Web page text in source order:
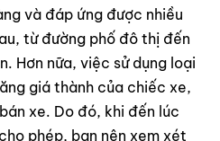
và đáp ứng được nhiều
từ đường phố đô thị đến
Hơn nữa, việc sử dụng loại
giá thành của chiếc xe,
xe. Do đó, khi đến lúc
phép, bạn nên xem xét